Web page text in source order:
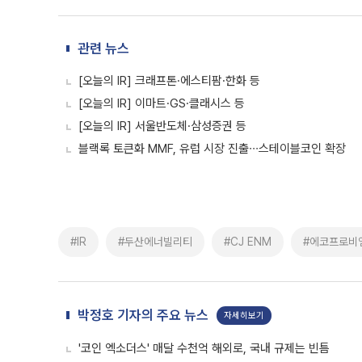
관련 뉴스
[오늘의 IR] 크래프톤·에스티팜·한화 등
[오늘의 IR] 이마트·GS·클래시스 등
[오늘의 IR] 서울반도체·삼성증권 등
블랙록 토큰화 MMF, 유럽 시장 진출∙∙∙스테이블코인 확장
#IR #두산에너빌리티 #CJ ENM #에코프로비
박정호 기자의 주요 뉴스 자세히보기
'코인 엑소더스' 매달 수천억 해외로, 국내 규제는 빈틈